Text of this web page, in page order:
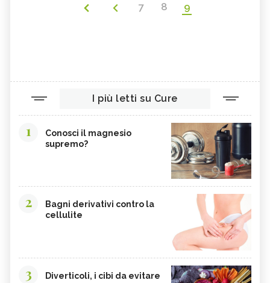
7 8 9
I più letti su Cure
1
Conosci il magnesio
supremo?
2
Bagni derivativi contro la
cellulite
3 Diverticoli, i cibi da evitare